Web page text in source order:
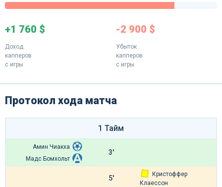
+1 760 $
Доход
капперов
с игры
-2 900 $
Убыток
капперов
с игры
Протокол хода матча
1 Тайм
Амин Чиакха
Мадс Бомхольт
3'
5'
Кристоффер
Клаессон